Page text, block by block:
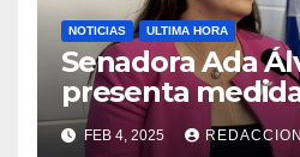
NOTICIAS ULTIMA HORA
Senadora Ada
presenta
violencia en el
FEB 4, 2025